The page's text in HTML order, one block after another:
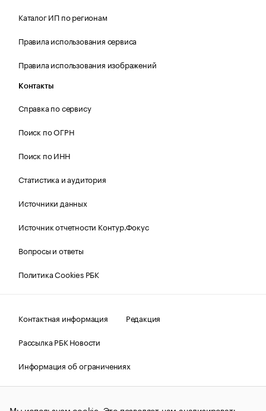
Каталог ИП по регионам
Правила использования сервиса
Правила использования изображений
Контакты
Справка по сервису
Поиск по ОГРН
Поиск по ИНН
Статистика и аудитория
Источники данных
Источник отчетности Контур.Фокус
Вопросы и ответы
Политика Cookies РБК
Контактная информация
Редакция
Рассылка РБК Новости
Информация об ограничениях
Правовая информация
О соблюдении авторских прав